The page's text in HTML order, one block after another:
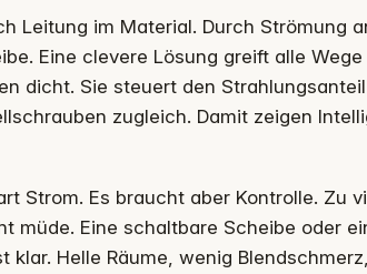
Leitung im Material. Durch Strömung
Eine clevere Lösung greift alle Wege
dicht. Sie steuert den
zugleich. Damit zeigen
Strom. Es braucht aber Kontrolle. Zu
müde. Eine schaltbare Scheibe oder
klar. Helle Räume, wenig Blendschmerz,